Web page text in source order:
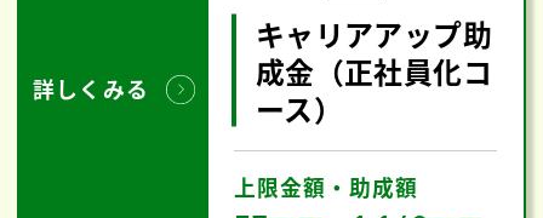
詳しくみる
キャリアアップ助
成金（正社員化コ
ース）
上限金額・助成額